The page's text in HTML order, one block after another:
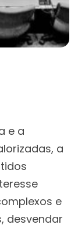
e a
a
e
desvendar